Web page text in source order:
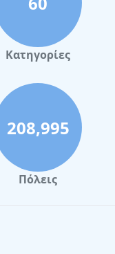
Κατηγορίες
208,995
Πόλεις